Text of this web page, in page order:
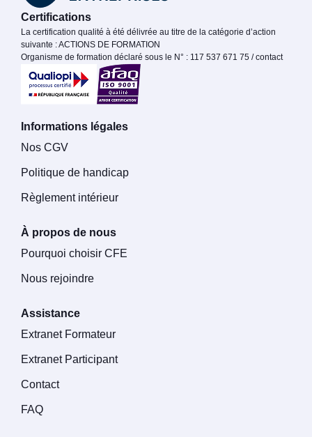
Certifications
La certification qualité à été délivrée au titre de la catégorie d’action
suivante : ACTIONS DE FORMATION
Organisme de formation déclaré sous le N° : 117 537 671 75 / contact
Informations légales
Nos CGV
Politique de handicap
Règlement intérieur
À propos de nous
Pourquoi choisir CFE
Nous rejoindre
Assistance
Extranet Formateur
Extranet Participant
Contact
FAQ